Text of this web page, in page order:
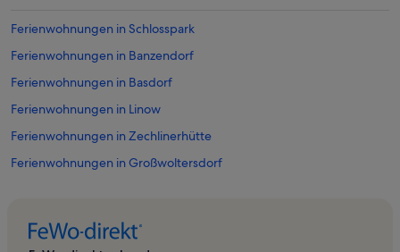
Ferienwohnungen in Schlosspark
Ferienwohnungen in Banzendorf
Ferienwohnungen in Basdorf
Ferienwohnungen in Linow
Ferienwohnungen in Zechlinerhütte
Ferienwohnungen in Großwoltersdorf
Ferienwohnungen in Neuglobsow